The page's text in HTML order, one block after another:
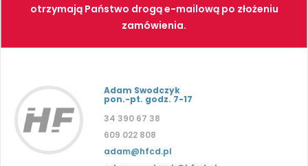
otrzymają Państwo drogą e-mailową po złożeniu
zamówienia.
Adam Swodczyk
pon.-pt. godz. 7-17
34 390 67 38
609 022 808
adam@hfcd.pl